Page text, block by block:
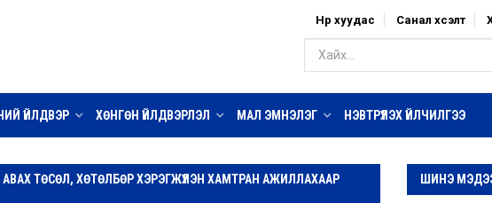
Нүүр хуудас Санал хүсэлт
ҮЙЛДВЭР ХӨНГӨН ҮЙЛДВЭРЛЭЛ МАЛ ЭМНЭЛЭГ НЭВТРҮҮЛЭХ ҮЙЛЧИЛГЭЭ
АВАХ ТӨСӨЛ, ХӨТӨЛБӨР ХЭРЭГЖҮҮЛЭН ХАМТРАН АЖИЛЛАХААР
ШИНЭ